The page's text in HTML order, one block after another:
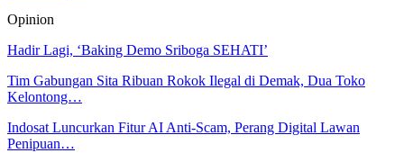
Opinion
Hadir Lagi, ‘Baking Demo Sriboga SEHATI’
Tim Gabungan Sita Ribuan Rokok Ilegal di Demak, Dua Toko
Kelontong…
Indosat Luncurkan Fitur AI Anti-Scam, Perang Digital Lawan
Penipuan…